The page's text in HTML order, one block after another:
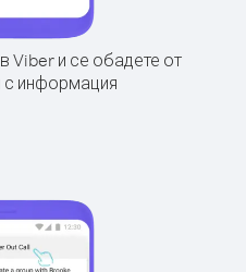
Viber и се обадете от
с информация